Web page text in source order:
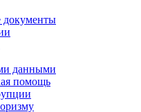
документы
данными
помощь